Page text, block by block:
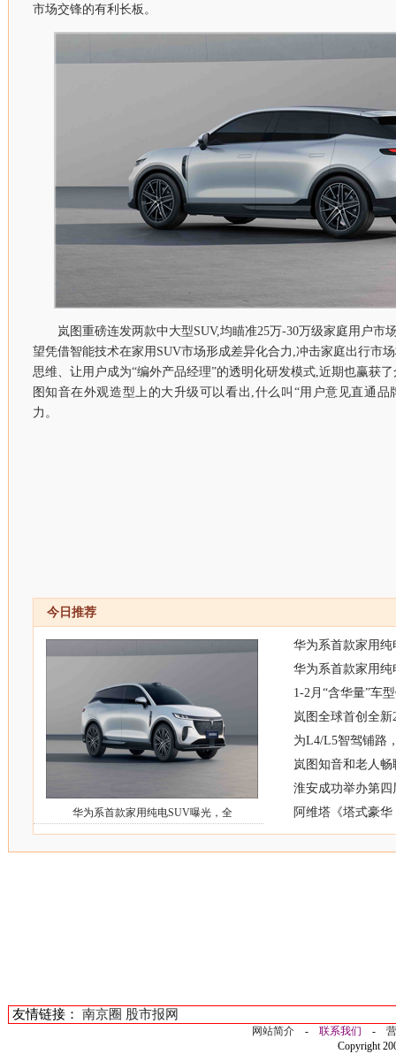
市场交锋的有利长板。
岚图重磅连发两款中大型SUV,均瞄准25万-30万级家庭用户市
望凭借智能技术在家用SUV市场形成差异化合力,冲击家庭出行市
思维、让用户成为“编外产品经理”的透明化研发模式,近期也赢获
图知音在外观造型上的大升级可以看出,什么叫“用户意见直通品
力。
今日推荐
华为系首款家用纯电SUV曝光，全
华为系首款家用纯
华为系首款家用纯
1-2月“含华量”车
岚图全球首创全新
为L4/L5智驾铺路
岚图知音和老人
淮安成功举办第四
阿维塔《塔式豪
友情链接： 南京圈 股市报网
网站简介 - 联系我们 -
Copyright